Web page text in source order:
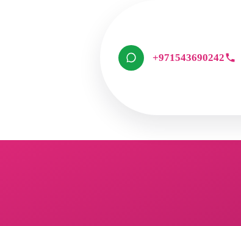
+971543690242